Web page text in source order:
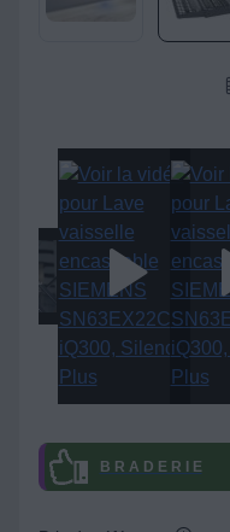
B R A D E R I E